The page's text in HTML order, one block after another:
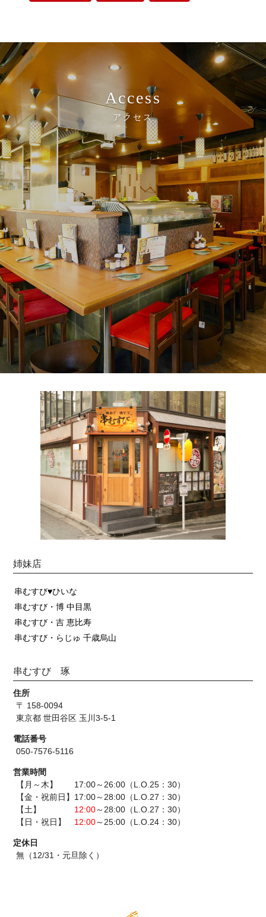
Access
アクセス
姉妹店
串むすび♥ひいな
串むすび・博 中目黒
串むすび・吉 恵比寿
串むすび・らじゅ 千歳烏山
串むすび 琢
住所
〒 158-0094
東京都 世田谷区 玉川3-5-1
電話番号
050-7576-5116
営業時間
【月～木】 17:00～26:00（L.O.25：30）
【金・祝前日】17:00～28:00（L.O.27：30）
【土】 12:00～28:00（L.O.27：30）
【日・祝日】 12:00～25:00（L.O.24：30）
定休日
無（12/31・元旦除く）